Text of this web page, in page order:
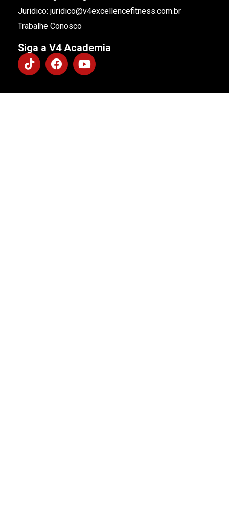
Juridico: juridico@v4excellencefitness.com.br
Trabalhe Conosco
Siga a V4 Academia